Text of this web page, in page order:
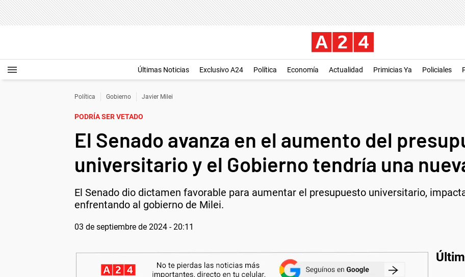
Últimas Noticias Exclusivo A24 Política Economía Actualidad Primicias Ya Policiales
Política Gobierno Javier Milei
PODRÍA SER VETADO
El Senado avanza en el aumento del
universitario y el Gobierno tendría una
El Senado dio dictamen favorable para aumentar el presupuesto universitario,
enfrentando al gobierno de Milei.
03 de septiembre de 2024 - 20:11